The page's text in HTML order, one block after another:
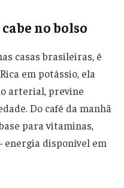
no bolso
casas brasileiras, é
em potássio, ela
arterial, previne
Do café da manhã
para vitaminas,
energia disponível em